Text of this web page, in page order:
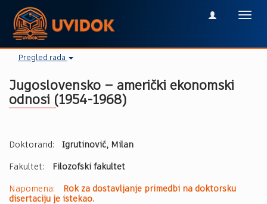
Pregled rada
Jugoslovensko – američki ekonomski
odnosi (1954-1968)
Doktorand: Igrutinović, Milan
Fakultet: Filozofski fakultet
Napomena:
Rok za dostavljanje primedbi na doktorsku
disertaciju je istekao.